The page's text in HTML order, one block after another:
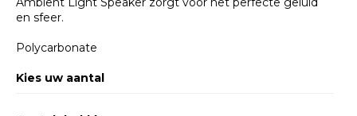
en sfeer.
Polycarbonate
Kies uw aantal